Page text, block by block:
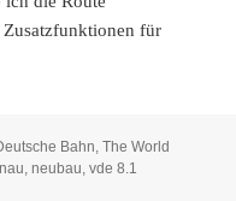
für
Bahn ,The World
,neubau ,vde 8.1
auf der neuen ICE